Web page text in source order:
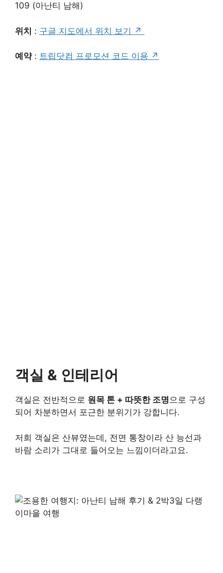
109 (아난티 남해)
위치 : 구글 지도에서 위치 보기 ↗
예약: 트립닷컴 프로모션 코드 이용 ↗
객실 & 인테리어
객실은 전반적으로 원목 톤 + 따뜻한 조명으로 구성
되어 차분하면서 포근한 분위기가 강합니다.
저희 객실은 산뷰였는데, 전면 통창이라 산 능선과
바람 소리가 그대로 들어오는 느낌이더라고요.